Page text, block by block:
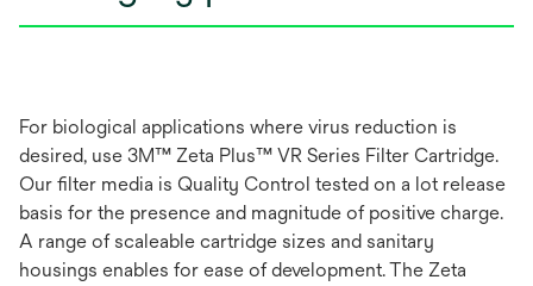
For biological applications where virus reduction is
desired, use 3M™ Zeta Plus™ VR Series Filter Cartridge.
Our filter media is Quality Control tested on a lot release
basis for the presence and magnitude of positive charge.
A range of scaleable cartridge sizes and sanitary
housings enables for ease of development. The Zeta